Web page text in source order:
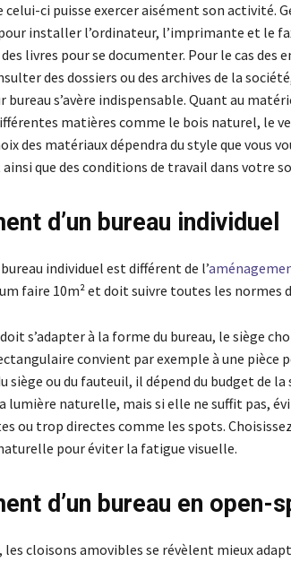
celui-ci puisse exercer aisément son activité.
installer l’ordinateur, l’imprimante et le
livres pour se documenter. Pour le cas des
des dossiers ou des archives de la
s’avère indispensable. Quant au
matières comme le bois naturel, le
des matériaux dépendra du style que vous
que des conditions de travail dans votre
d’un bureau individuel
individuel est différent de l’
faire 10m² et doit suivre toutes les normes
s’adapter à la forme du bureau, le siège
convient par exemple à une pièce
siège ou du fauteuil, il dépend du budget de la
lumière naturelle, mais si elle ne suffit pas,
ou trop directes comme les spots.
pour éviter la fatigue visuelle.
d’un bureau en open-
les cloisons amovibles se révèlent mieux